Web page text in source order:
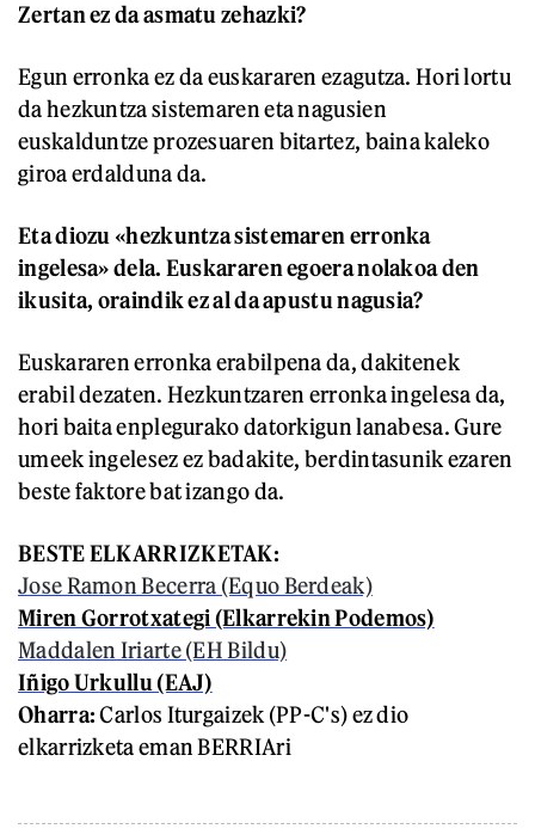
Zertan ez da asmatu zehazki?
Egun erronka ez da euskararen ezagutza. Hori lortu
da hezkuntza sistemaren eta nagusien
euskalduntze prozesuaren bitartez, baina kaleko
giroa erdalduna da.
Eta diozu «hezkuntza sistemaren erronka
ingelesa» dela. Euskararen egoera nolakoa den
ikusita, oraindik ez al da apustu nagusia?
Euskararen erronka erabilpena da, dakitenek
erabil dezaten. Hezkuntzaren erronka ingelesa da,
hori baita enplegurako datorkigun lanabesa. Gure
umeek ingelesez ez badakite, berdintasunik ezaren
beste faktore bat izango da.
BESTE ELKARRIZKETAK:
Jose Ramon Becerra (Equo Berdeak)
Miren Gorrotxategi (Elkarrekin Podemos)
Maddalen Iriarte (EH Bildu)
Iñigo Urkullu (EAJ)
Oharra:Carlos Iturgaizek (PP-C's) ez dio
elkarrizketa eman BERRIAri